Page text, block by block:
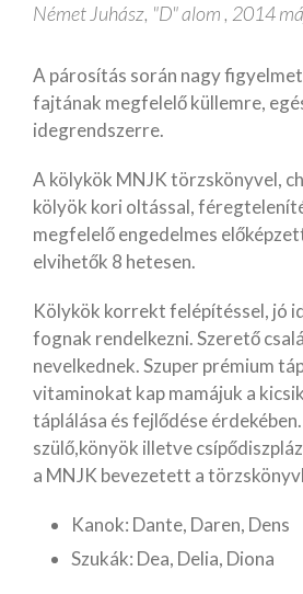
Hírek
Német Juhász, "D" alom , 2014
A párosítás során nagy
fajtának megfelelő küllemre,
idegrendszerre.
A kölykök MNJK törzskönyvel,
kölyök kori oltással,
megfelelő engedelmes
elvihetők 8 hetesen.
Kölykök korrekt felépítéssel, jó
fognak rendelkezni. Szerető
nevelkednek. Szuper prémium
vitaminokat kap mamájuk a
táplálása és fejlődése
szülő,könyök illetve
a MNJK bevezetett a
Kanok: Dante, Daren, Dens
Szukák: Dea, Delia, Diona